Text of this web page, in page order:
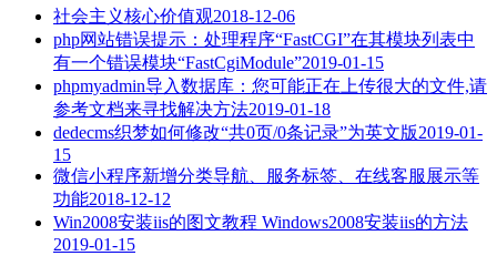
社会主义核心价值观2018-12-06
php网站错误提示：处理程序“FastCGI”在其模块列表中
有一个错误模块“FastCgiModule”2019-01-15
phpmyadmin导入数据库：您可能正在上传很大的文件,请
参考文档来寻找解决方法2019-01-18
dedecms织梦如何修改“共0页/0条记录”为英文版2019-01-
15
微信小程序新增分类导航、服务标签、在线客服展示等
功能2018-12-12
Win2008安装iis的图文教程 Windows2008安装iis的方法
2019-01-15